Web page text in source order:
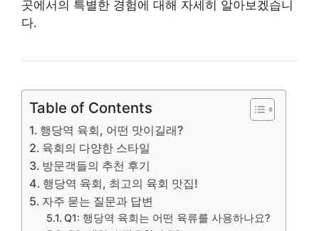
곳에서의 특별한 경험에 대해 자세히 알아보겠습니
다.
Table of Contents
행당역 육회, 어떤 맛이길래?
육회의 다양한 스타일
방문객들의 추천 후기
행당역 육회, 최고의 육회 맛집!
자주 묻는 질문과 답변
Q1: 행당역 육회는 어떤 육류를 사용하나요?